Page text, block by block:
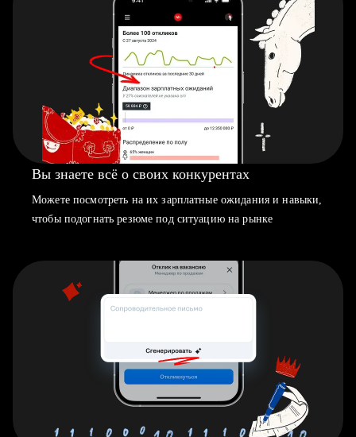
Вы знаете всё о своих конкурентах
Можете посмотреть на их зарплатные ожидания и навыки,
чтобы подогнать резюме под ситуацию на рынке